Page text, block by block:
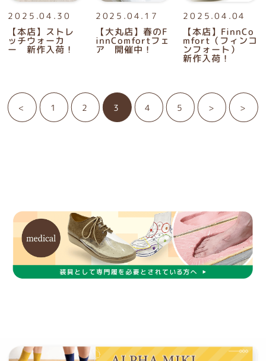
2025.04.30
【本店】ストレ
ッチウォーカ
ー 新作入荷！
2025.04.17
【大丸店】春のF
innComfortフェ
ア 開催中！
2025.04.04
【本店】FinnCo
mfort（フィンコ
ンフォート）
新作入荷！
< 1 2 3 4 5 > >